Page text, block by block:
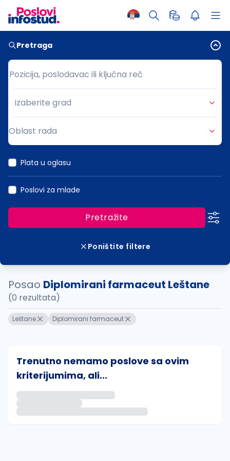
Pretraga
Pozicija, poslodavac ili ključna reč
Pozicija, poslodavac ili ključna reč
Grad
Izaberite grad
Oblast rada
Plata u oglasu
Poslovi za mlade
Pretražite
Poništite filtere
Posao Diplomirani farmaceut Leštane
(0 rezultata)
Leštane Diplomirani farmaceut
Trenutno nemamo poslove sa ovim
kriterijumima, ali...